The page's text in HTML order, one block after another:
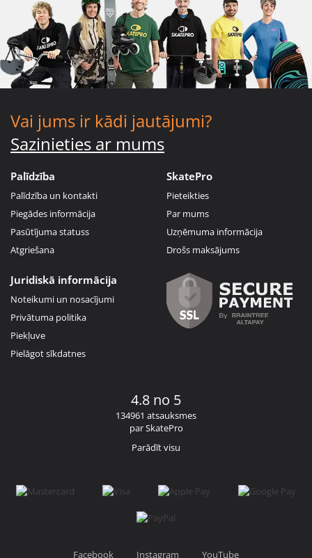
Vai jums ir kādi jautājumi?
Sazinieties ar mums
Palīdzība
Palīdzība un kontakti
Piegādes informācija
Pasūtījuma statuss
Atgriešana
SkatePro
Pieteikties
Par mums
Uzņēmuma informācija
Drošs maksājums
Juridiskā informācija
Noteikumi un nosacījumi
Privātuma politika
Piekļuve
Pielāgot sīkdatnes
4.8 no 5
134961 atsauksmes
par SkatePro
Parādīt visu
Facebook Instagram YouTube